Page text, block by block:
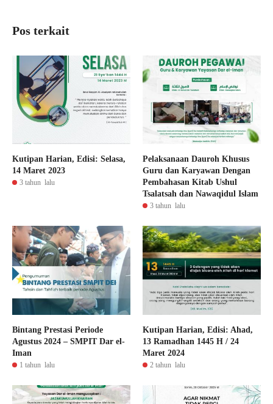
Pos terkait
Kutipan Harian, Edisi: Selasa,
14 Maret 2023
3 tahun lalu
Pelaksanaan Dauroh Khusus
Guru dan Karyawan Dengan
Pembahasan Kitab Ushul
Tsalatsah dan Nawaqidul Islam
3 tahun lalu
Bintang Prestasi Periode
Agustus 2024 – SMPIT Dar el-
Iman
1 tahun lalu
Kutipan Harian, Edisi: Ahad,
13 Ramadhan 1445 H / 24
Maret 2024
2 tahun lalu